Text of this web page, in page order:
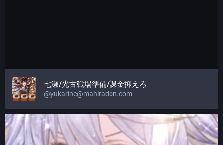
七瀬/光古戦場準備/課金抑えろ
@yukarine@mahiradon.com